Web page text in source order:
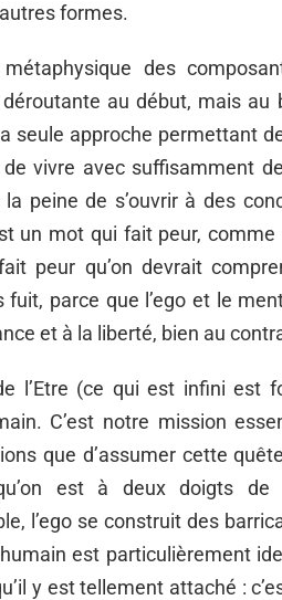
formes.
métaphysique des
au début, mais au
seule approche permettant
de vivre avec suffisamment
peine de s’ouvrir à des
un mot qui fait peur,
peur qu’on devrait
fuit, parce que l’ego et le
et à la liberté, bien au
l’Etre (ce qui est infini est
C’est notre mission
que d’assumer cette
est à deux doigts de
l’ego se construit des
est particulièrement
y est tellement attaché :